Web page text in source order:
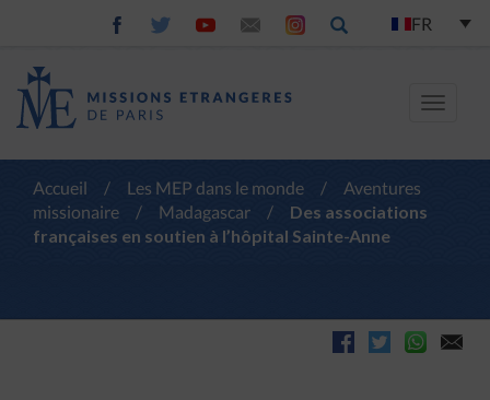
FR
Toggle
Accueil / Les MEP dans le monde /
Aventures
missionaire
/ Madagascar /
Des associations
françaises en soutien à l’hôpital Sainte-Anne